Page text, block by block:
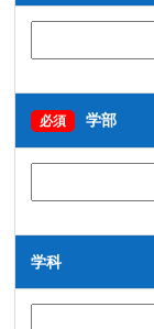
必須 学部
学科